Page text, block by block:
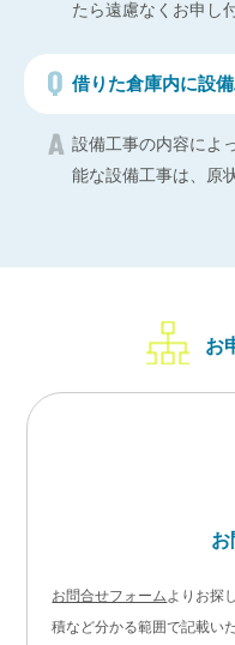
たら遠慮なくお申し
借りた倉庫内に設
設備工事の内容によ
能な設備工事は、原
お
お
お問合せフォーム よりお探
積など分かる範囲で記載い